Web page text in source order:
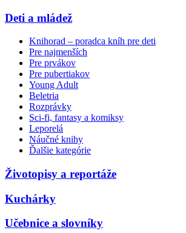
Deti a mládež
Knihorad – poradca kníh pre deti
Pre najmenších
Pre prvákov
Pre pubertiakov
Young Adult
Beletria
Rozprávky
Sci-fi, fantasy a komiksy
Leporelá
Náučné knihy
Ďalšie kategórie
Životopisy a reportáže
Kuchárky
Učebnice a slovníky